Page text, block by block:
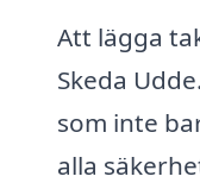
Att lägga
Skeda
som inte
alla